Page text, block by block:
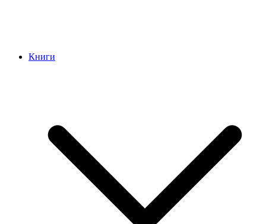
Книги